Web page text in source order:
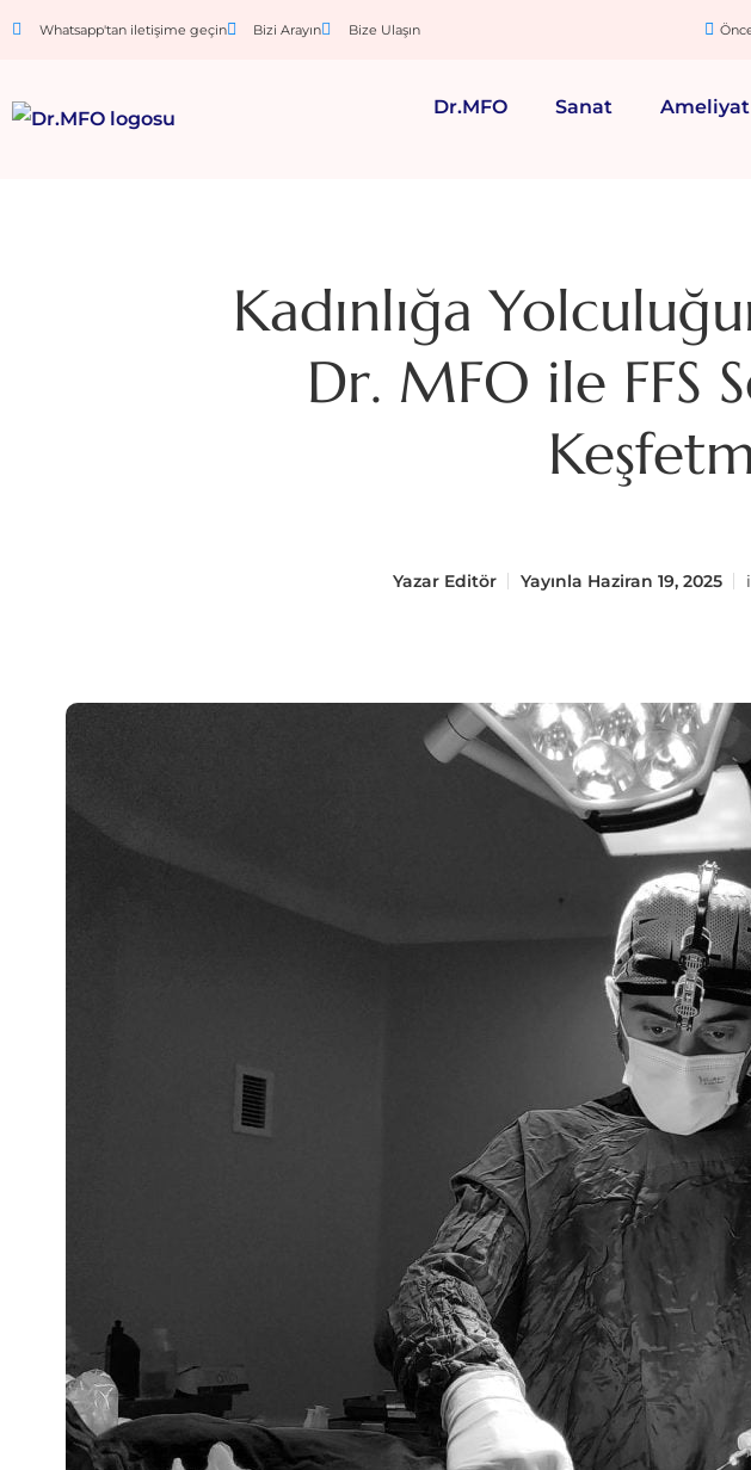
Whatsapp'tan iletişime geçin Bizi Arayın Bize Ulaşın
Dr.MFO Sanat Ameliyat
Kadınlığa
Dr. MFO ile FFS
YazarEditör Yayınla Haziran 19, 2025